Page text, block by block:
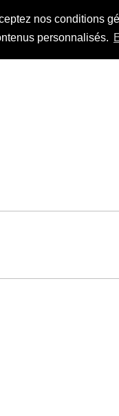
nos conditions
personnalisés.